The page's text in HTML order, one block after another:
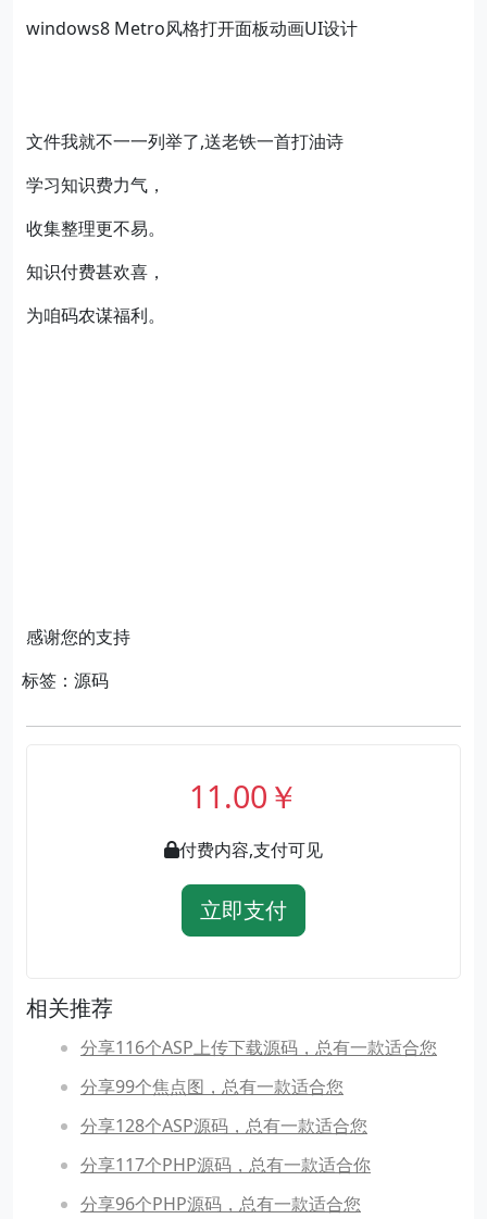
windows8 Metro风格打开面板动画UI设计
文件我就不一一列举了,送老铁一首打油诗
学习知识费力气，
收集整理更不易。
知识付费甚欢喜，
为咱码农谋福利。
感谢您的支持
标签：源码
11.00￥
付费内容,支付可见
立即支付
相关推荐
分享116个ASP上传下载源码，总有一款适合您
分享99个焦点图，总有一款适合您
分享128个ASP源码，总有一款适合您
分享117个PHP源码，总有一款适合你
分享96个PHP源码，总有一款适合您